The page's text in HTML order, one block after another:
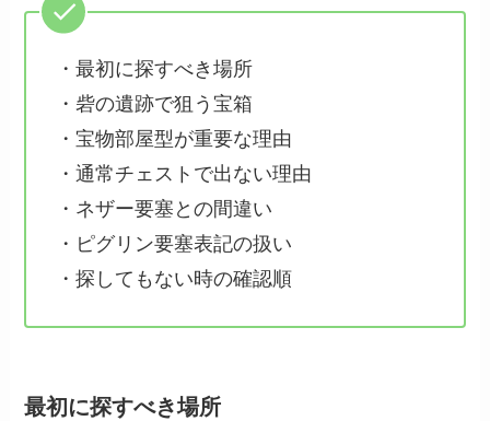
・最初に探すべき場所
・砦の遺跡で狙う宝箱
・宝物部屋型が重要な理由
・通常チェストで出ない理由
・ネザー要塞との間違い
・ピグリン要塞表記の扱い
・探してもない時の確認順
最初に探すべき場所